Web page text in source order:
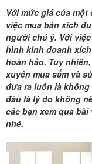
Với mức giá của
việc mua bán xích
người chú ý. Với
hình kinh doanh
hoàn hảo. Tuy
xuyên mua sắm và
đưa ra luôn là không
đâu là lý do không
các bạn xem qua
nhé.